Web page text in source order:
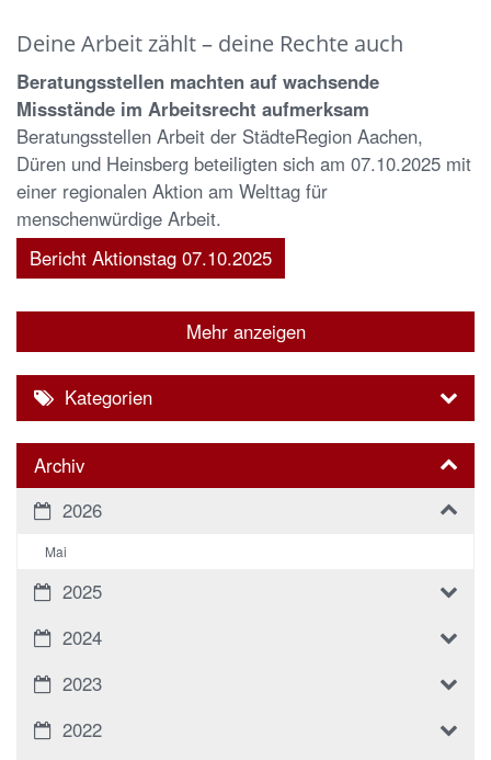
Deine Arbeit zählt – deine Rechte auch
Beratungsstellen machten auf wachsende
Missstände im Arbeitsrecht aufmerksam
Beratungsstellen Arbeit der StädteRegion Aachen,
Düren und Heinsberg beteiligten sich am 07.10.2025 mit
einer regionalen Aktion am Welttag für
menschenwürdige Arbeit.
Bericht Aktionstag 07.10.2025
Mehr anzeigen
Kategorien
Archiv
2026
Mai
2025
2024
2023
2022